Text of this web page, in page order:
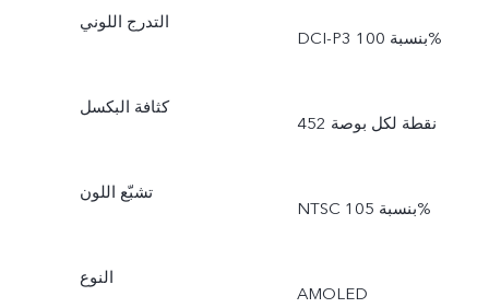
التدرج اللوني
DCI-P3 بنسبة 100%
كثافة البكسل
452 نقطة لكل بوصة
تشبّع اللون
NTSC بنسبة 105%
النوع
AMOLED